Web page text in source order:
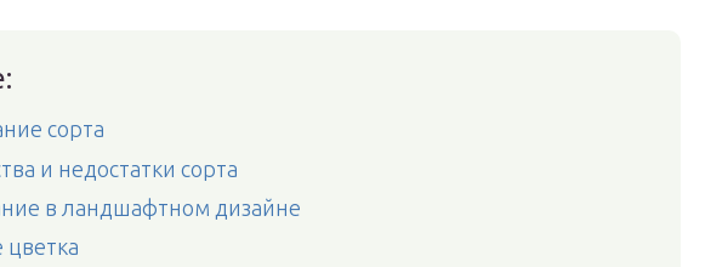
сорта
и недостатки сорта
в ландшафтном дизайне